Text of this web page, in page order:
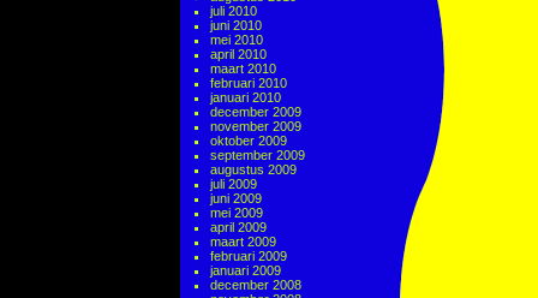
juli 2010
juni 2010
mei 2010
april 2010
maart 2010
februari 2010
januari 2010
december 2009
november 2009
oktober 2009
september 2009
augustus 2009
juli 2009
juni 2009
mei 2009
april 2009
maart 2009
februari 2009
januari 2009
december 2008